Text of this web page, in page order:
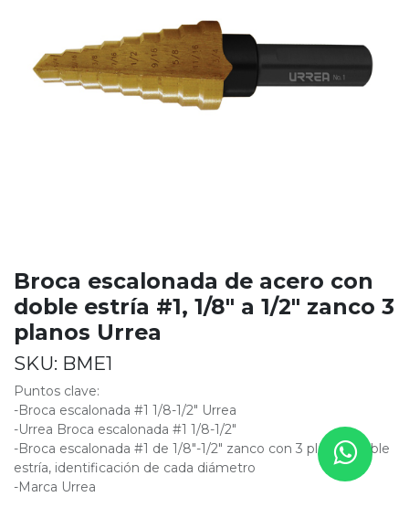
Broca escalonada de acero con
doble estría #1, 1/8" a 1/2" zanco 3
planos Urrea
SKU: BME1
Puntos clave:
-Broca escalonada #1 1/8-1/2" Urrea
-Urrea Broca escalonada #1 1/8-1/2"
-Broca escalonada #1 de 1/8"-1/2" zanco con 3 planos, doble
estría, identificación de cada diámetro
-Marca Urrea